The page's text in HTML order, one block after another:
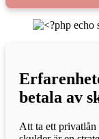
betala av
Att ta ett